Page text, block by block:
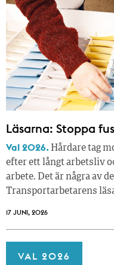
Läsarna: Stoppa
Val 2026. Hårdare tag
efter ett långt arbetsliv
arbete. Det är några av
Transportarbetarens
17 JUNI, 2026
VAL 2026